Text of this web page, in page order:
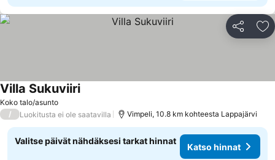
Jaa
Koko talo/asunto
Villa Sukuviiri
/ Luokitusta ei ole saatavilla Vimpeli, 10.8 km kohteesta Lappajärvi
Valitse päivät nähdäksesi tarkat hinnat
Katso hinnat